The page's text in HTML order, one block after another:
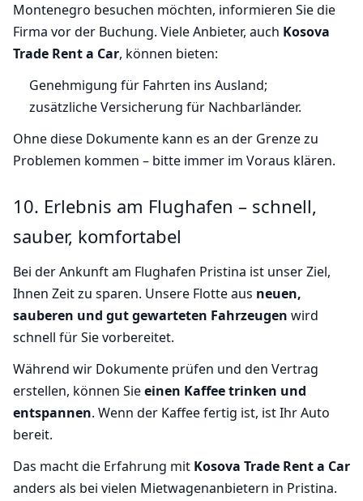
Montenegro besuchen möchten, informieren Sie die
Firma vor der Buchung. Viele Anbieter, auch Kosova
Trade Rent a Car, können bieten:
Genehmigung für Fahrten ins Ausland;
zusätzliche Versicherung für Nachbarländer.
Ohne diese Dokumente kann es an der Grenze zu
Problemen kommen – bitte immer im Voraus klären.
10. Erlebnis am Flughafen – schnell,
sauber, komfortabel
Bei der Ankunft am Flughafen Pristina ist unser Ziel,
Ihnen Zeit zu sparen. Unsere Flotte aus neuen,
sauberen und gut gewarteten Fahrzeugen wird
schnell für Sie vorbereitet.
Während wir Dokumente prüfen und den Vertrag
erstellen, können Sieeinen Kaffee trinken und
entspannen. Wenn der Kaffee fertig ist, ist Ihr Auto
bereit.
Das macht die Erfahrung mit Kosova Trade Rent a Car
anders als bei vielen Mietwagenanbietern in Pristina.